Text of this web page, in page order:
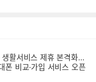
활서비스 제휴 본격화…
폰 비교·가입 서비스 오픈